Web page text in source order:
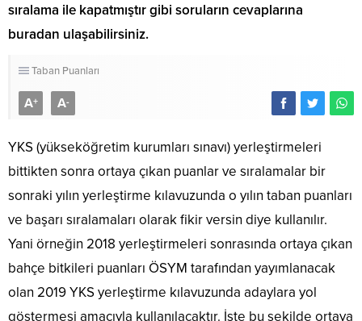
sıralama ile kapatmıştır gibi soruların cevaplarına
buradan ulaşabilirsiniz.
Taban Puanları
A+ A-
YKS (yükseköğretim kurumları sınavı) yerleştirmeleri
bittikten sonra ortaya çıkan puanlar ve sıralamalar bir
sonraki yılın yerleştirme kılavuzunda o yılın taban puanları
ve başarı sıralamaları olarak fikir versin diye kullanılır.
Yani örneğin 2018 yerleştirmeleri sonrasında ortaya çıkan
bahçe bitkileri puanları ÖSYM tarafından yayımlanacak
olan 2019 YKS yerleştirme kılavuzunda adaylara yol
göstermesi amacıyla kullanılacaktır. İşte bu şekilde ortaya